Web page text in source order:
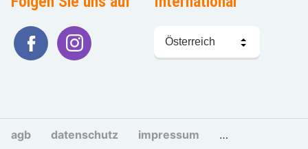
Sprache
wählen
agb datenschutz impressum cookies und